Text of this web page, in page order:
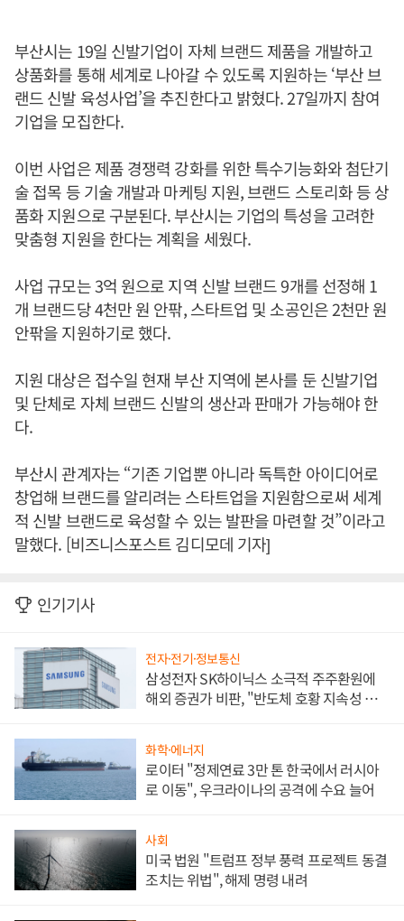
부산시는 19일 신발기업이 자체 브랜드 제품을 개발하고
상품화를 통해 세계로 나아갈 수 있도록 지원하는 ‘부산 브
랜드 신발 육성사업’을 추진한다고 밝혔다. 27일까지 참여
기업을 모집한다.
이번 사업은 제품 경쟁력 강화를 위한 특수기능화와 첨단기
술 접목 등 기술 개발과 마케팅 지원, 브랜드 스토리화 등 상
품화 지원으로 구분된다. 부산시는 기업의 특성을 고려한
맞춤형 지원을 한다는 계획을 세웠다.
사업 규모는 3억 원으로 지역 신발 브랜드 9개를 선정해 1
개 브랜드당 4천만 원 안팎, 스타트업 및 소공인은 2천만 원
안팎을 지원하기로 했다.
지원 대상은 접수일 현재 부산 지역에 본사를 둔 신발기업
및 단체로 자체 브랜드 신발의 생산과 판매가 가능해야 한
다.
부산시 관계자는 “기존 기업뿐 아니라 독특한 아이디어로
창업해 브랜드를 알리려는 스타트업을 지원함으로써 세계
적 신발 브랜드로 육성할 수 있는 발판을 마련할 것”이라고
말했다. [비즈니스포스트 김디모데 기자]
인기기사
전자·전기·정보통신
삼성전자 SK하이닉스 소극적 주주환원에
해외 증권가 비판, "반도체 호황 지속성 의
화학·에너지
로이터 "정제연료 3만 톤 한국에서 러시아
로 이동", 우크라이나의 공격에 수요 늘어
사회
미국 법원 "트럼프 정부 풍력 프로젝트 동결
조치는 위법", 해제 명령 내려